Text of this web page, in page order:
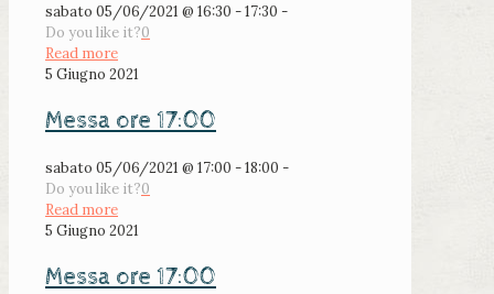
sabato 05/06/2021 @ 16:30 - 17:30 -
Do you like it?0
Read more
5 Giugno 2021
Messa ore 17:00
sabato 05/06/2021 @ 17:00 - 18:00 -
Do you like it?0
Read more
5 Giugno 2021
Messa ore 17:00